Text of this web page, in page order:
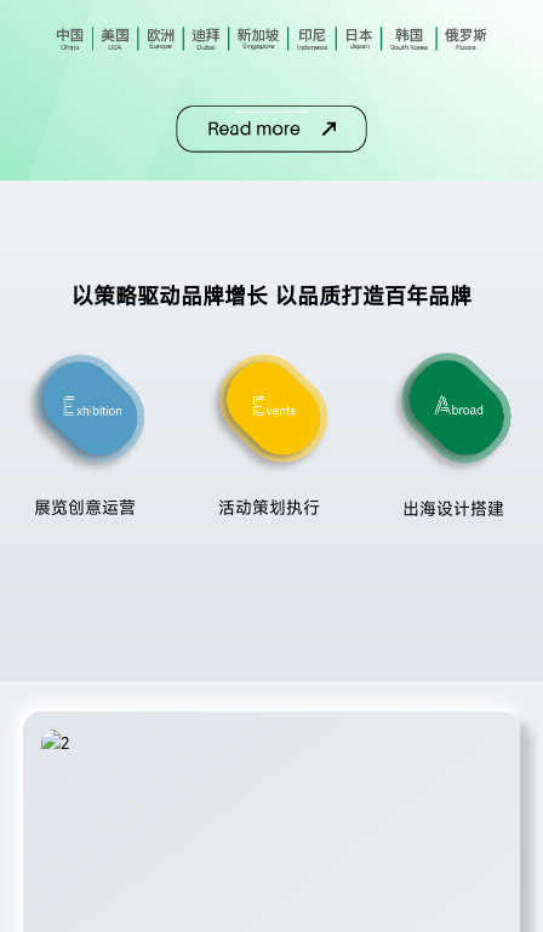
以策略驱动品牌增长 以品质打造百年品牌
展览创意运营 活动策划执行 出海设计搭建